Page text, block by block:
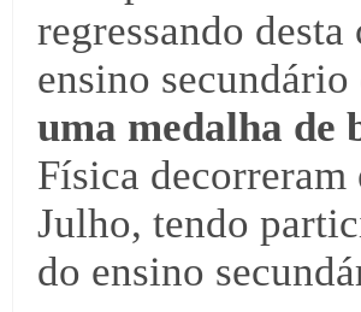
regressando
ensino
uma medalha de
Física decorreram
Julho, tendo
do ensino